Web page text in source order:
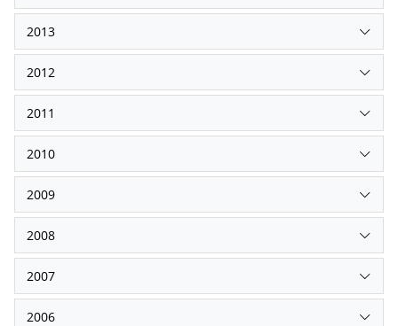
2013
2012
2011
2010
2009
2008
2007
2006